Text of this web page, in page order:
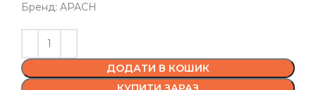
Бренд: APACH
ДОДАТИ В КОШИК